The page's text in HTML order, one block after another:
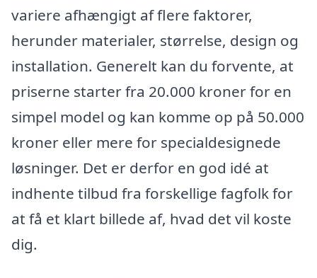
variere afhængigt af flere faktorer,
herunder materialer, størrelse, design og
installation. Generelt kan du forvente, at
priserne starter fra 20.000 kroner for en
simpel model og kan komme op på 50.000
kroner eller mere for specialdesignede
løsninger. Det er derfor en god idé at
indhente tilbud fra forskellige fagfolk for
at få et klart billede af, hvad det vil koste
dig.